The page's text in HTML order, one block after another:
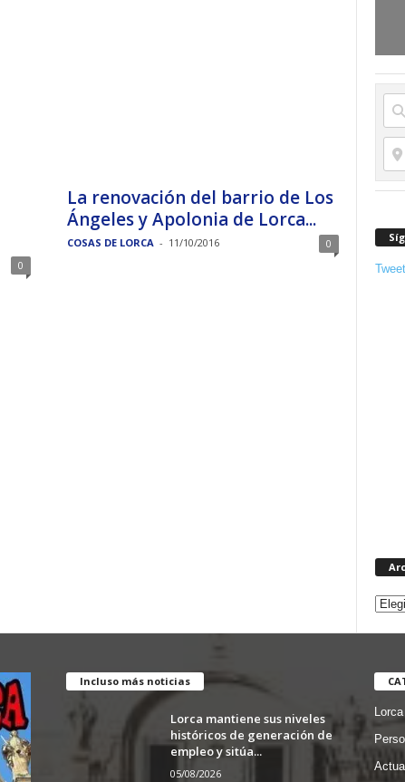
0
La renovación del barrio de Los
Ángeles y Apolonia de Lorca...
COSAS DE LORCA - 11/10/2016 0
Incluso más noticias
Lorca mantiene sus niveles
históricos de generación de
empleo y sitúa...
05/08/2026
Lorca